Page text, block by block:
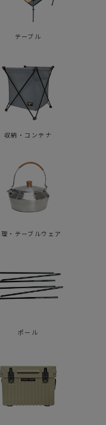
テーブル
収納・コンテナ
・テーブルウェア
ポール